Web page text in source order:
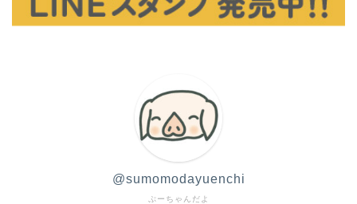
ぷーちゃんだよ
@sumomodayuenchi